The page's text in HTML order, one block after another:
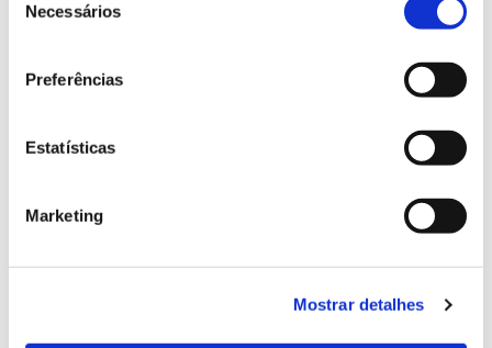
Necessários
Preferências
Estatísticas
Marketing
Mostrar detalhes
novas soluções de embalagem.
Mas os referidos 3,1 mil milhões de metros cúbicos
de madeira elevam-se até perto dos 3,4 mil milhões
adicional para fazer face aos acréscimos previstos no
sector da construção e na produção de fibras de
compostos serão biomateriais essenciais para
duas vertentes, quando conjugadas, poderão
significar necessidades acrescidas de até 272